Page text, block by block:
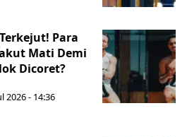
Para
Mati Demi
Dicoret?
2026 - 14:36